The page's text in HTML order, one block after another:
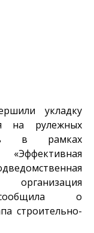
укладку
на рулежных
в рамках
сообщила о
строительно-